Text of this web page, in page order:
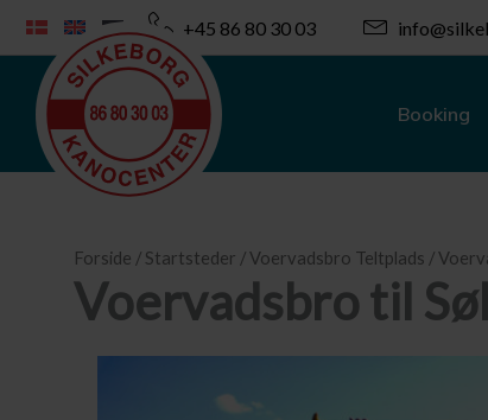
indholdet
+45 86 80 30 03
Booking
Forside / Startsteder /Voervadsbro Teltplads /
Voervadsbro til